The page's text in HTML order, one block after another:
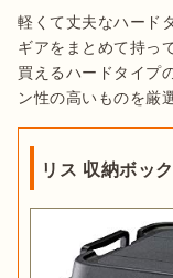
軽くて丈夫なハード
ギアをまとめて持っ
買えるハードタイプ
ン性の高いものを厳
リス 収納ボッ